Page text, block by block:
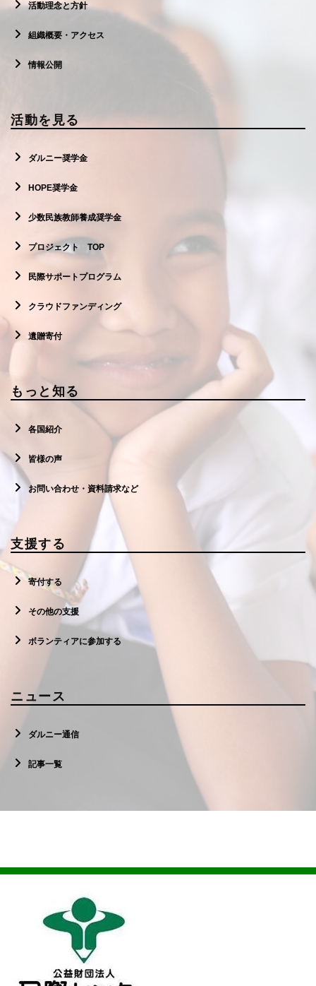
活動理念と方針
組織概要・アクセス
情報公開
活動を見る
ダルニー奨学金
HOPE奨学金
少数民族教師養成奨学金
プロジェクト TOP
民際サポートプログラム
クラウドファンディング
遺贈寄付
もっと知る
各国紹介
皆様の声
お問い合わせ・資料請求など
支援する
寄付する
その他の支援
ボランティアに参加する
ニュース
ダルニー通信
記事一覧